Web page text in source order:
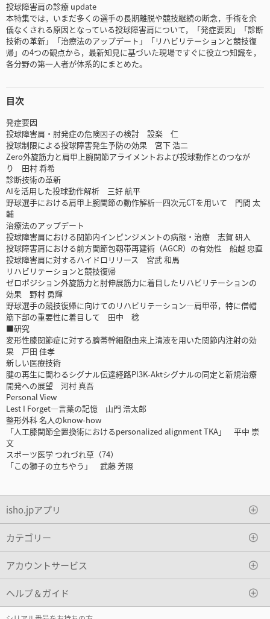
投球障害肩の診療 update
本特集では，いまだ多くの選手の長期離脱や競技継続の断念，手術を余
儀なくされる原因となっている投球障害肩について，「発症要因」「診断
技術の革新」「治療法のアップデート」「リハビリテーションと競技復
帰」の4つの観点から，最新知見に基づいた現場ですぐに役立つ知識を，
各分野の第一人者が体系的にまとめた。
目次
発症要因
投球障害肩・肘発症の危険因子の検討 設楽 仁
投球制限による投球障害発生予防の効果 宮下 浩二
Zero外旋筋力と肩甲上腕関節アライメントおよび投球動作とのつなが
り 田村 将希
診断技術の革新
AIを活用した投球動作解析 三好 航平
野球選手における肩甲上腕関節の動作解析―四次元CTを用いて 門間 太
輔
治療法のアップデート
投球障害肩における関節内インピンジメントの病態・治療 志賀 研人
投球障害肩における前方関節包靱帯再建術（AGCR）の有効性 船越 忠直
投球障害肩に対するハイドロリリース 宮武 和馬
リハビリテーションと競技復帰
ゼロポジション外旋筋力と肘伸展筋力に着目したリハビリテーションの
効果 野村 勇輝
野球選手の競技復帰に向けてのリハビリテーション―肩甲帯，特に僧帽
筋下部の重要性に着目して 田中 稔
■研究
変形性膝関節症に対する臍帯幹細胞由来上清液を用いた関節内注射の効
果 戸田 佳孝
新しい医療技術
腱の再生に関わるシグナル伝達経路PI3K-Aktシグナルの同定と新規治療
開発への展望 河村 真吾
Personal View
Lest I Forget―言葉の記憶 山門 浩太郎
整形外科 名人のknow-how
「人工膝関節全置換術におけるpersonalized alignment TKA」 平中 崇
文
スポーツ医学 つれづれ草（74）
「この獅子の立ちやう」 武藤 芳照
isho.jpアプリ
カテゴリー
アカウントサービス
ヘルプ＆ガイド